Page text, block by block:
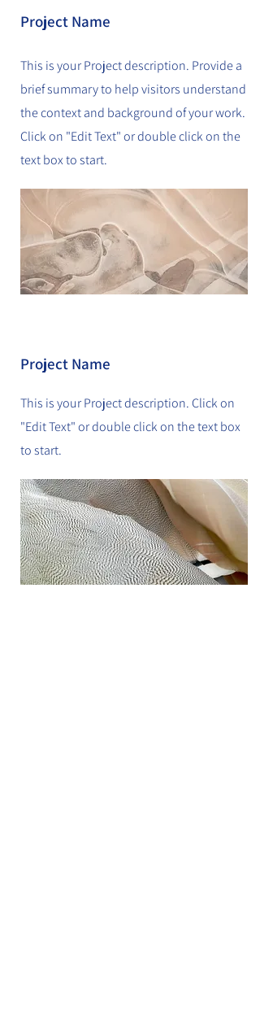
Project Name
This is your Project description. Provide a
brief summary to help visitors understand
the context and background of your work.
Click on "Edit Text" or double click on the
text box to start.
Project Name
This is your Project description. Click on
"Edit Text" or double click on the text box
to start.